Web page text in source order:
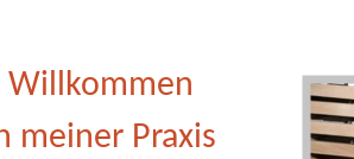
Willkommen
meiner Praxis